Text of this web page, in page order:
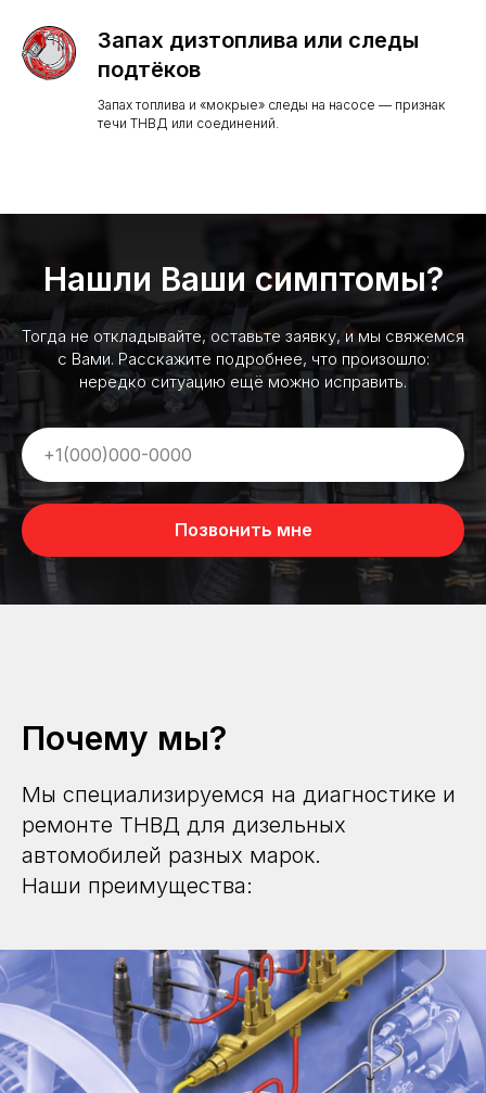
Запах дизтоплива или следы
подтёков
Запах топлива и «мокрые» следы на насосе — признак
течи ТНВД или соединений.
Нашли Ваши симптомы?
Тогда не откладывайте, оставьте заявку, и мы свяжемся
с Вами. Расскажите подробнее, что произошло:
нередко ситуацию ещё можно исправить.
Позвонить мне
Почему мы?
Мы специализируемся на диагностике и
ремонте ТНВД для дизельных
автомобилей разных марок.
Наши преимущества: